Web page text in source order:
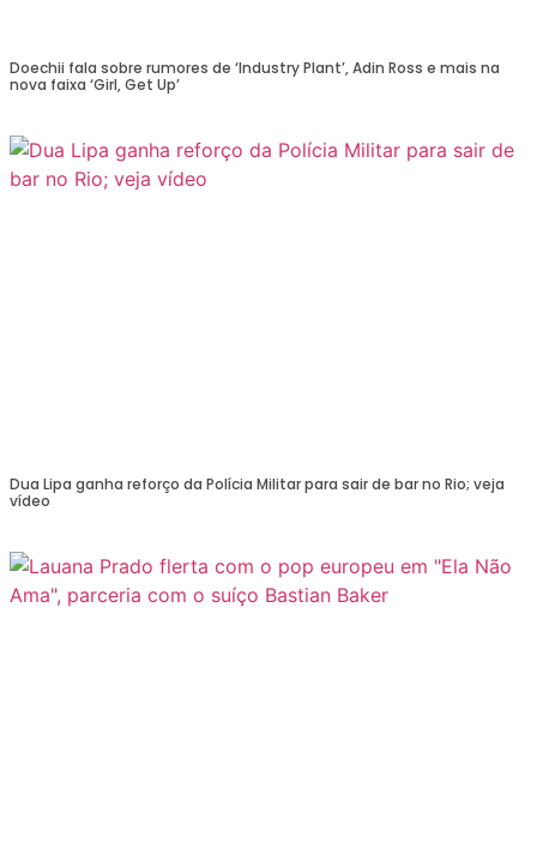
Doechii fala sobre rumores de ‘Industry Plant’, Adin Ross e mais na
nova faixa ‘Girl, Get Up’
Dua Lipa ganha reforço da Polícia Militar para sair de bar no Rio; veja
vídeo